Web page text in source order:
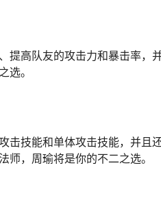
提高队友的攻击力和暴击率，
选。
技能和单体攻击技能，并且
，周瑜将是你的不二之选。